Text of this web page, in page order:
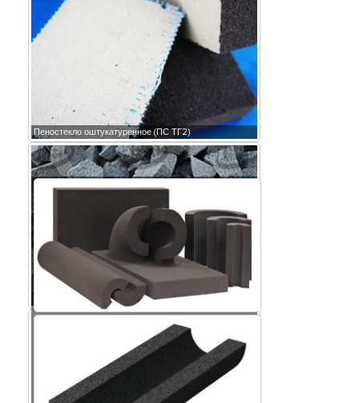
Пеностекло оштукатуренное (ПС ТГ2)
Крошка пеностекла